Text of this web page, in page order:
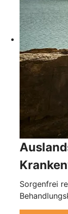
Sorgenfrei